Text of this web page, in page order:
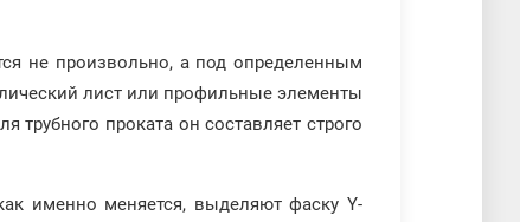
не произвольно, а под определенным
лист или профильные элементы
трубного проката он составляет строго
именно меняется, выделяют фаску Y-